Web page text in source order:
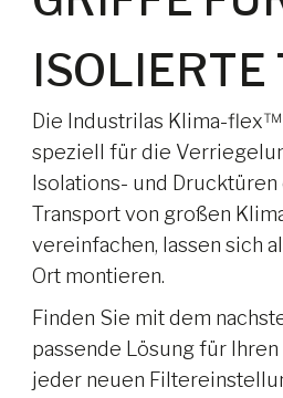
IT,
Schifffahrt
Off-
Zubehör
Break-in
Vision
Vehicle
Drawer
40 years
Werk
ISOLIERTE
Die Industrilas Klima-
speziell für die
Isolations- und
Transport von großen
vereinfachen, lassen sich
Ort montieren.
Finden Sie mit dem
passende Lösung für
jeder neuen